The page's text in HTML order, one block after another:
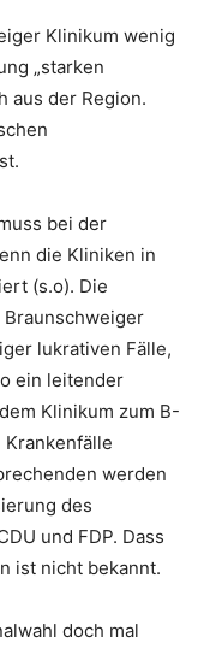
Klinikum wenig
„starken
aus der Region.
bei der
die Kliniken in
(s.o). Die
Braunschweiger
lukrativen Fälle,
ein leitender
Klinikum zum B-
Krankenfälle
werden
des
und FDP. Dass
ist nicht bekannt.
doch mal